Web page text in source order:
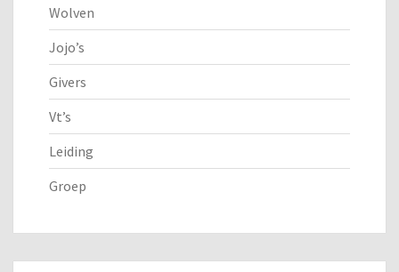
Wolven
Jojo’s
Givers
Vt’s
Leiding
Groep